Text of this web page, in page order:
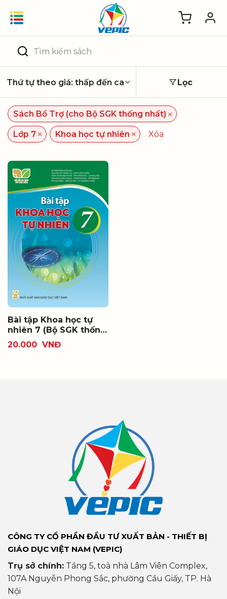
Tìm
kiếm:
Lọc
Sách Bổ Trợ (cho Bộ SGK thống nhất) ×
Lớp 7 × Khoa học tự nhiên × Xóa
Bài tập Khoa học tự
nhiên 7 (Bộ SGK thống
nhất)
20.000 VNĐ
CÔNG TY CỔ PHẦN ĐẦU TƯ XUẤT BẢN - THIẾT BỊ
GIÁO DỤC VIỆT NAM (VEPIC)
Trụ sở chính: Tầng 5, toà nhà Lâm Viên Complex,
107A Nguyễn Phong Sắc, phường Cầu Giấy, TP. Hà
Nội